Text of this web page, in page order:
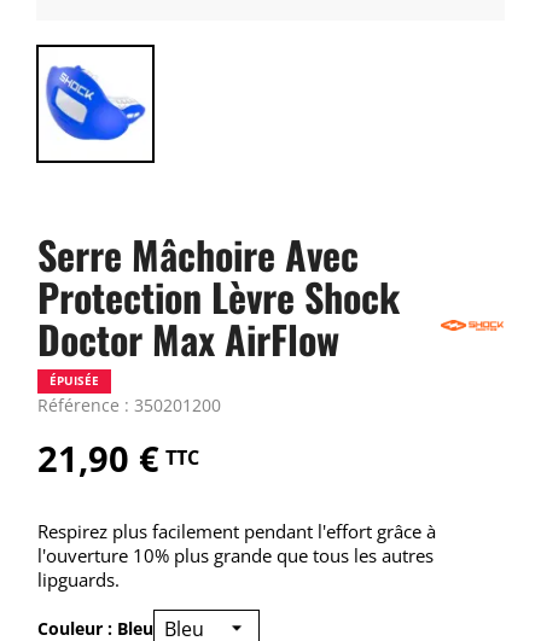
Serre Mâchoire Avec
Protection Lèvre Shock
Doctor Max AirFlow
Référence : 350201200
ÉPUISÉE
21,90 € TTC
Respirez plus facilement pendant l'effort grâce à
l'ouverture 10% plus grande que tous les autres
lipguards.
Couleur : Bleu